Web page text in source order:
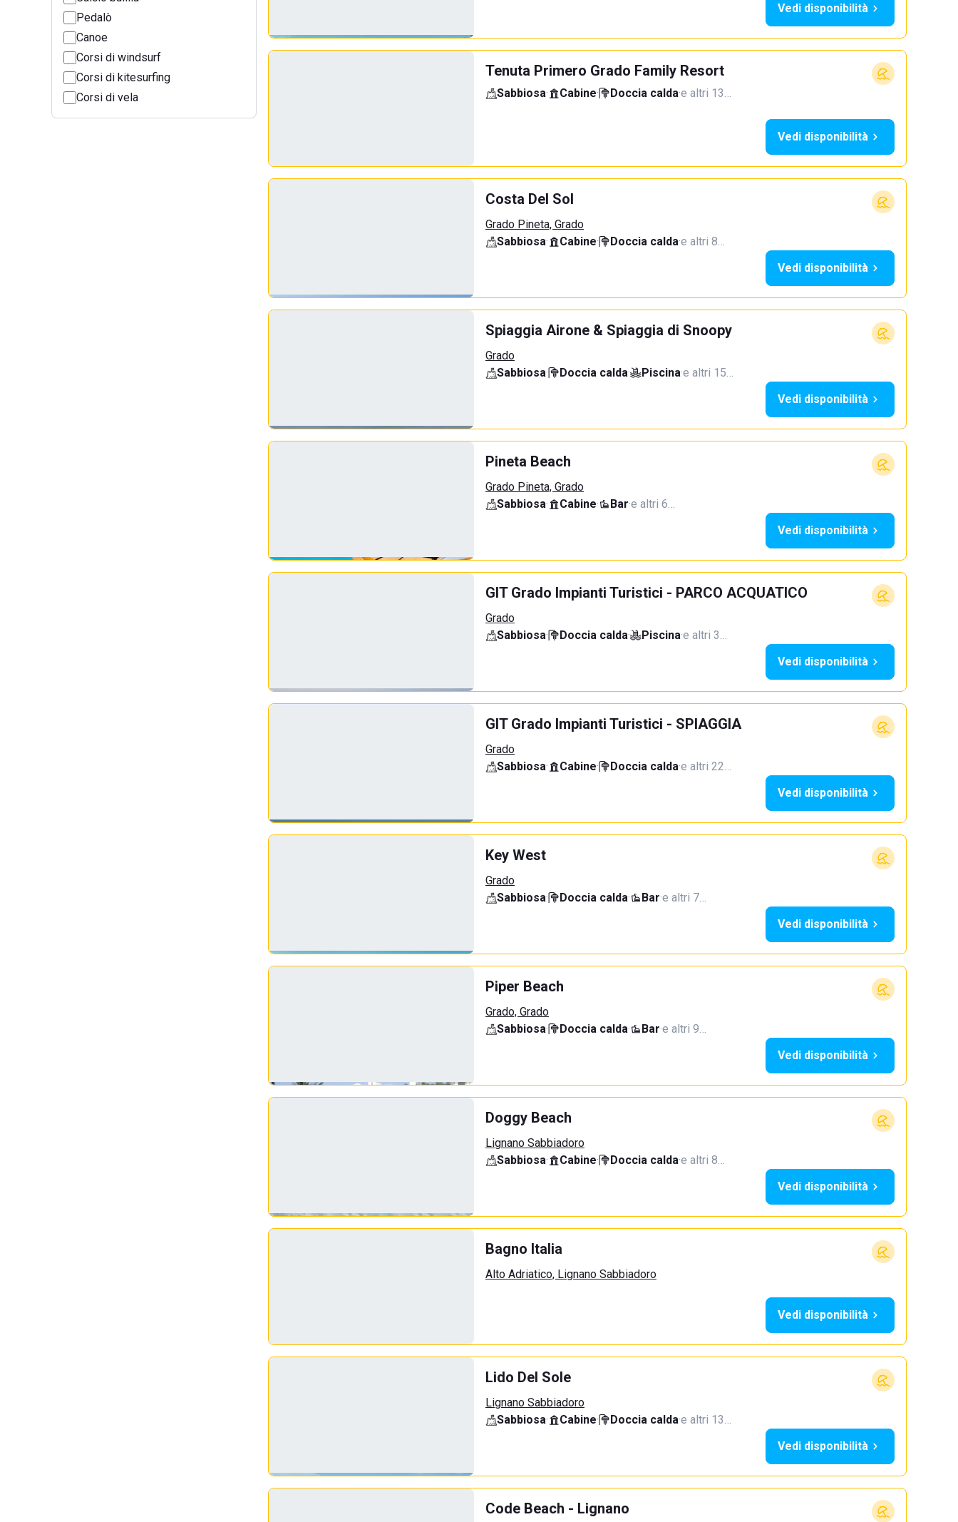
Pedalò
Canoe
Corsi di windsurf
Corsi di kitesurfing
Corsi di vela
Vedi disponibilità
Tenuta Primero Grado Family Resort
Sabbiosa· Cabine· Doccia calda·e altri 13…
Vedi disponibilità
Costa Del Sol
Grado Pineta, Grado
Sabbiosa· Cabine· Doccia calda·e altri 8…
Vedi disponibilità
Spiaggia Airone & Spiaggia di Snoopy
Grado
Sabbiosa· Doccia calda· Piscina·e altri 15…
Vedi disponibilità
Pineta Beach
Grado Pineta, Grado
Sabbiosa· Cabine· Bar·e altri 6…
Vedi disponibilità
GIT Grado Impianti Turistici - PARCO ACQUATICO
Grado
Sabbiosa· Doccia calda· Piscina·e altri 3…
Vedi disponibilità
GIT Grado Impianti Turistici - SPIAGGIA
Grado
Sabbiosa· Cabine· Doccia calda·e altri 22…
Vedi disponibilità
Key West
Grado
Sabbiosa· Doccia calda· Bar·e altri 7…
Vedi disponibilità
Piper Beach
Grado, Grado
Sabbiosa· Doccia calda· Bar·e altri 9…
Vedi disponibilità
Doggy Beach
Lignano Sabbiadoro
Sabbiosa· Cabine· Doccia calda·e altri 8…
Vedi disponibilità
Bagno Italia
Alto Adriatico, Lignano Sabbiadoro
Vedi disponibilità
Lido Del Sole
Lignano Sabbiadoro
Sabbiosa· Cabine· Doccia calda·e altri 13…
Vedi disponibilità
Code Beach - Lignano